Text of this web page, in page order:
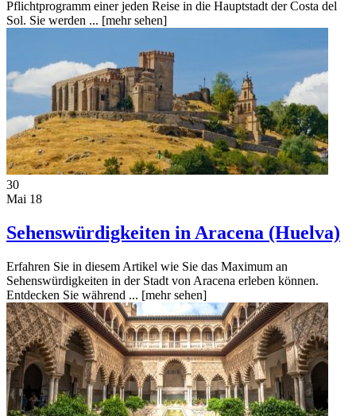
Pflichtprogramm einer jeden Reise in die Hauptstadt der Costa del
Sol. Sie werden ... [mehr sehen]
30
Mai 18
Sehenswürdigkeiten in Aracena (Huelva)
Erfahren Sie in diesem Artikel wie Sie das Maximum an
Sehenswürdigkeiten in der Stadt von Aracena erleben können.
Entdecken Sie während ... [mehr sehen]